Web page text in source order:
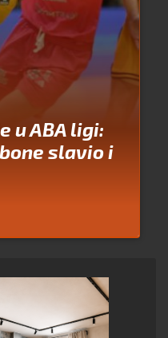
u ABA ligi:
slavio i